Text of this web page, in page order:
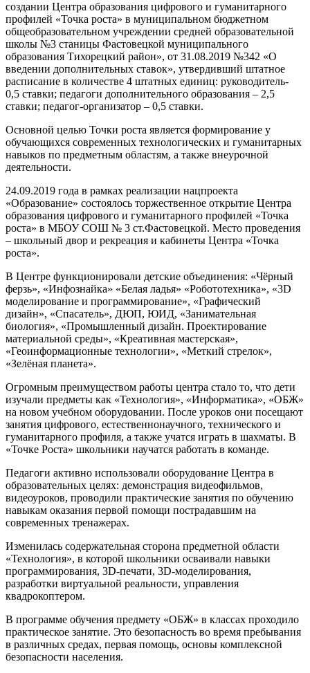
создании Центра образования цифрового и гуманитарного
профилей «Точка роста» в муниципальном бюджетном
общеобразовательном учреждении средней образовательной
школы №3 станицы Фастовецкой муниципального
образования Тихорецкий район», от 31.08.2019 №342 «О
введении дополнительных ставок», утвердивший штатное
расписание в количестве 4 штатных единиц: руководитель-
0,5 ставки; педагоги дополнительного образования – 2,5
ставки; педагог-организатор – 0,5 ставки.
Основной целью Точки роста является формирование у
обучающихся современных технологических и гуманитарных
навыков по предметным областям, а также внеурочной
деятельности.
24.09.2019 года в рамках реализации нацпроекта
«Образование» состоялось торжественное открытие Центра
образования цифрового и гуманитарного профилей «Точка
роста» в МБОУ СОШ № 3 ст.Фастовецкой. Место проведения
– школьный двор и рекреация и кабинеты Центра «Точка
роста».
В Центре функционировали детские объединения: «Чёрный
ферзь», «Инфознайка» «Белая ладья» «Робототехника», «3D
моделирование и программирование», «Графический
дизайн», «Спасатель», ДЮП, ЮИД, «Занимательная
биология», «Промышленный дизайн. Проектирование
материальной среды», «Креативная мастерская»,
«Геоинформационные технологии», «Меткий стрелок»,
«Зелёная планета».
Огромным преимуществом работы центра стало то, что дети
изучали предметы как «Технология», «Информатика», «ОБЖ»
на новом учебном оборудовании. После уроков они посещают
занятия цифрового, естественнонаучного, технического и
гуманитарного профиля, а также учатся играть в шахматы. В
«Точке Роста» школьники научатся работать в команде.
Педагоги активно использовали оборудование Центра в
образовательных целях: демонстрация видеофильмов,
видеоуроков, проводили практические занятия по обучению
навыкам оказания первой помощи пострадавшим на
современных тренажерах.
Изменилась содержательная сторона предметной области
«Технология», в которой школьники осваивали навыки
программирования, 3D-печати, 3D-моделирования,
разработки виртуальной реальности, управления
квадрокоптером.
В программе обучения предмету «ОБЖ» в классах проходило
практическое занятие. Это безопасность во время пребывания
в различных средах, первая помощь, основы комплексной
безопасности населения.